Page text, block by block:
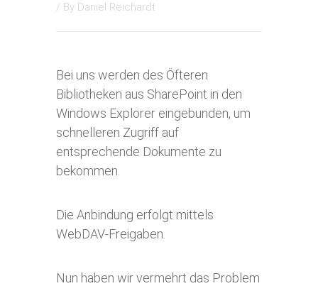
/ By Daniel Reichardt
Bei uns werden des Öfteren
Bibliotheken aus SharePoint in den
Windows Explorer eingebunden, um
schnelleren Zugriff auf
entsprechende Dokumente zu
bekommen.
Die Anbindung erfolgt mittels
WebDAV-Freigaben.
Nun haben wir vermehrt das Problem